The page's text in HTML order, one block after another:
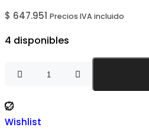
$ 647.951 Precios IVA incluido
4 disponibles
Wishlist